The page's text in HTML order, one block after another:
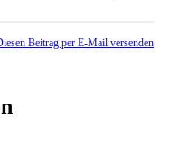
Beitrag per E-Mail versenden